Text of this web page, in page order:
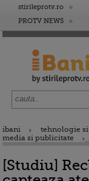
stirileprotv.ro
PROTV NEWS
ibani
tehnologie
media si publicitate
[Studiu]